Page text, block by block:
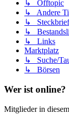
↳ Offtopic
↳ Andere
↳
↳
↳ Links
Marktplatz
↳ Suche/
↳ Börsen
Wer ist online?
Mitglieder in